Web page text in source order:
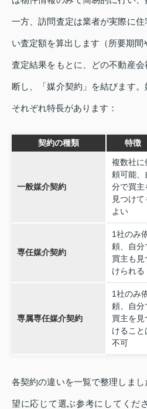
一方、訪問査定は業者が実際に
い査定額を算出します（所要期間
査定結果をもとに、どの不動産
断し、「媒介契約」を結びます。
それぞれ特長があります：
契約の種類 特徴
一般媒介契約
複数社に
頼可能、
分で買主
見つけて
よい
専任媒介契約
1社のみ
頼、自分
買主も見
けられる
専属専任媒介契約
1社のみ
頼、自分
買主を見
けること
不可
各契約の違いを一覧で整理しま
望に応じて選ぶ参考にしてくだ